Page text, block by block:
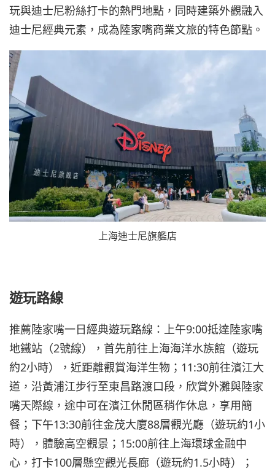
玩與迪士尼粉絲打卡的熱門地點，同時建築外觀融入
迪士尼經典元素，成為陸家嘴商業文旅的特色節點。
上海迪士尼旗艦店
遊玩路線
推薦陸家嘴一日經典遊玩路線：上午9:00抵達陸家嘴
地鐵站（2號線），首先前往上海海洋水族館（遊玩
約2小時），近距離觀賞海洋生物；11:30前往濱江大
道，沿黃浦江步行至東昌路渡口段，欣賞外灘與陸家
嘴天際線，途中可在濱江休閒區稍作休息，享用簡
餐；下午13:30前往金茂大廈88層觀光廳（遊玩約1小
時），體驗高空觀景；15:00前往上海環球金融中
心，打卡100層懸空觀光長廊（遊玩約1.5小時）；